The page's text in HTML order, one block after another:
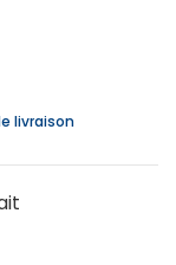
livraison